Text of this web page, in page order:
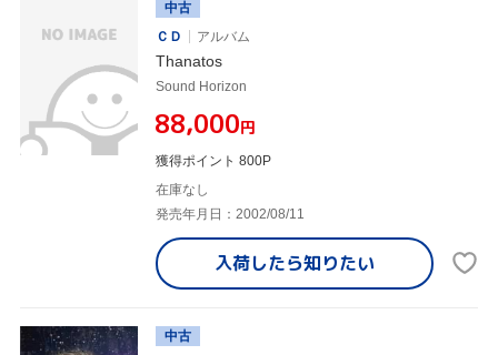
中古
ＣＤ
アルバム
Thanatos
Sound Horizon
¥88,000円
獲得ポイント 800P
在庫なし
発売年月日：2002/08/11
入荷したら知りたい
中古